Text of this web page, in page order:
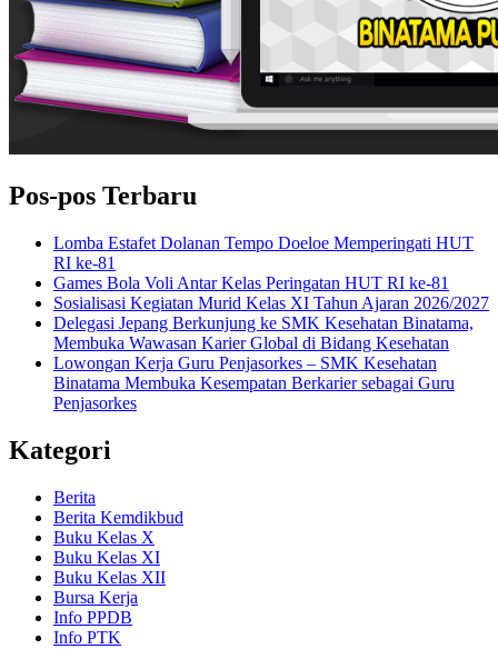
Pos-pos Terbaru
Lomba Estafet Dolanan Tempo Doeloe Memperingati HUT
RI ke-81
Games Bola Voli Antar Kelas Peringatan HUT RI ke-81
Sosialisasi Kegiatan Murid Kelas XI Tahun Ajaran 2026/2027
Delegasi Jepang Berkunjung ke SMK Kesehatan Binatama,
Membuka Wawasan Karier Global di Bidang Kesehatan
Lowongan Kerja Guru Penjasorkes – SMK Kesehatan
Binatama Membuka Kesempatan Berkarier sebagai Guru
Penjasorkes
Kategori
Berita
Berita Kemdikbud
Buku Kelas X
Buku Kelas XI
Buku Kelas XII
Bursa Kerja
Info PPDB
Info PTK